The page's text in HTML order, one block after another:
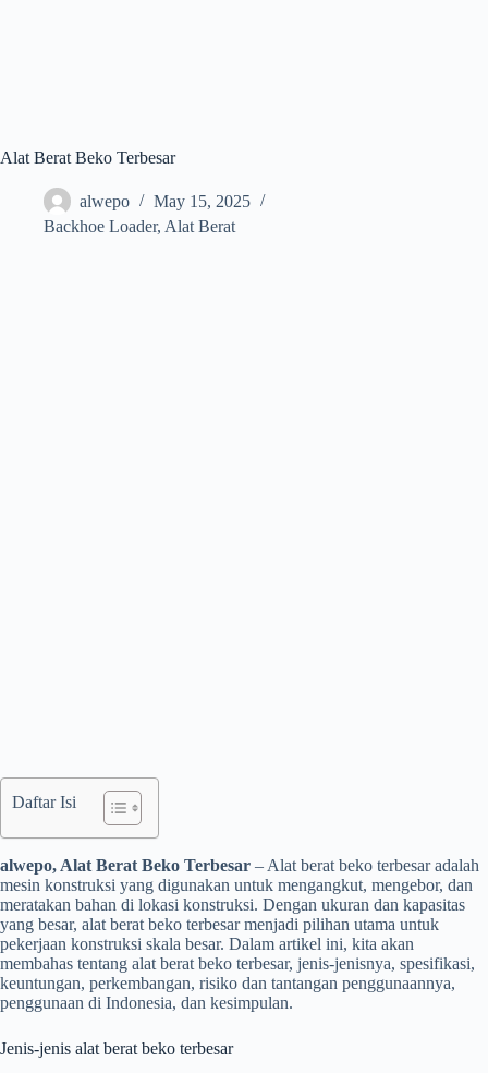
Alat Berat Beko Terbesar
alwepo
May 15, 2025
Backhoe Loader, Alat Berat
Daftar Isi
alwepo, Alat Berat Beko Terbesar – Alat berat beko terbesar adalah
mesin konstruksi yang digunakan untuk mengangkut, mengebor, dan
meratakan bahan di lokasi konstruksi. Dengan ukuran dan kapasitas
yang besar, alat berat beko terbesar menjadi pilihan utama untuk
pekerjaan konstruksi skala besar. Dalam artikel ini, kita akan
membahas tentang alat berat beko terbesar, jenis-jenisnya, spesifikasi,
keuntungan, perkembangan, risiko dan tantangan penggunaannya,
penggunaan di Indonesia, dan kesimpulan.
Jenis-jenis alat berat beko terbesar